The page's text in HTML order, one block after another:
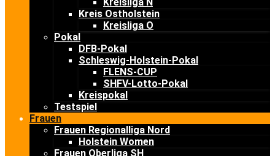
Kreis Ostholstein
Kreisliga O
Pokal
DFB-Pokal
Schleswig-Holstein-Pokal
FLENS-CUP
SHFV-Lotto-Pokal
Kreispokal
Testspiel
Frauen
Frauen Regionalliga Nord
Holstein Women
Frauen Oberliga SH